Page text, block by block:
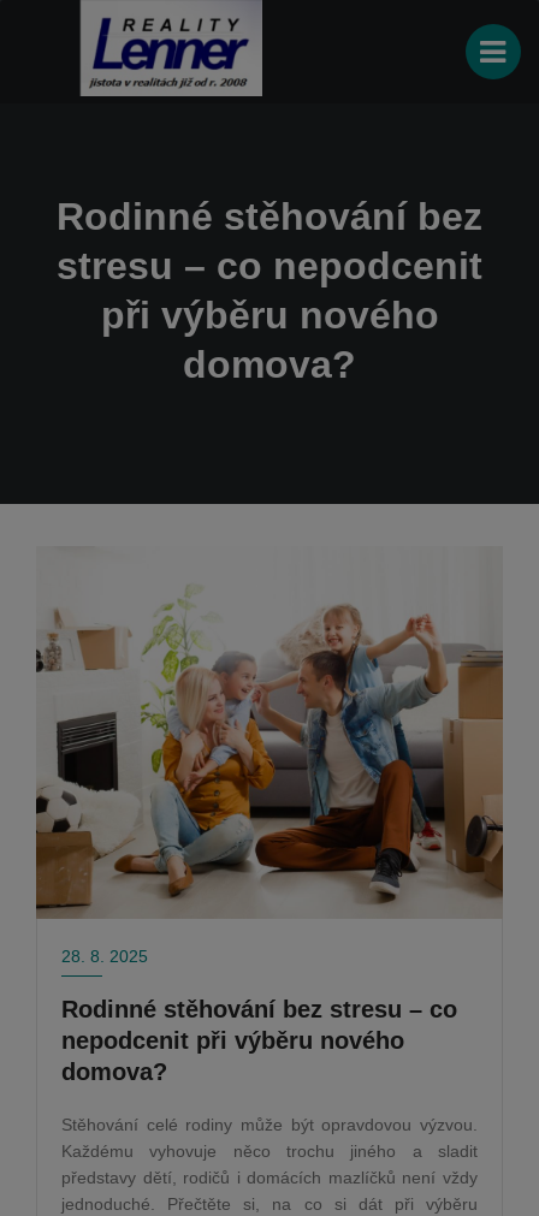
Rodinné stěhování bez
stresu – co nepodcenit
při výběru nového
domova?
28. 8. 2025
Rodinné stěhování bez stresu – co
nepodcenit při výběru nového
domova?
Stěhování celé rodiny může být opravdovou výzvou.
Každému vyhovuje něco trochu jiného a sladit
představy dětí, rodičů i domácích mazlíčků není vždy
jednoduché. Přečtěte si, na co si dát při výběru